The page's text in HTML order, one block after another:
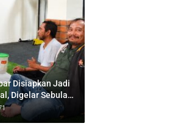
Disiapkan Jadi
Digelar Sebulan
Masjid Raya Al